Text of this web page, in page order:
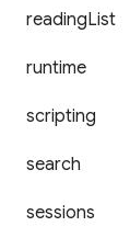
readingList
runtime
scripting
search
sessions